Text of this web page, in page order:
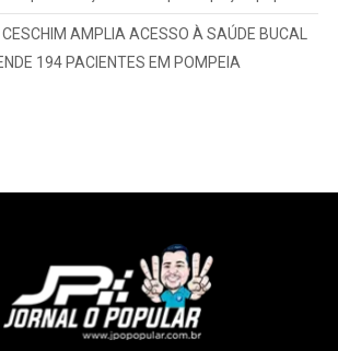
TEM REQUERIMENTO APROVADO
PELO SUS NO HBU
194 PACIENTES EM POMPEIA